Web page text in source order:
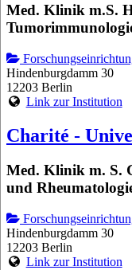
Med. Klinik m.S.
Hindenburgdamm 30
12203 Berlin
Link zur Institution
Charité -
Med. Klinik m. S.
und
Hindenburgdamm 30
12203 Berlin
Link zur Institution